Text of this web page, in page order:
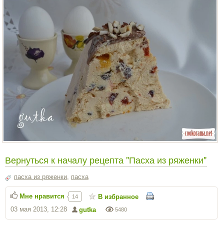
Вернуться к началу рецепта "Пасха из ряженки"
пасха из ряженки пасха
5480
gutka
03 мая 2013, 12:28
Мне нравится 14 В избранное